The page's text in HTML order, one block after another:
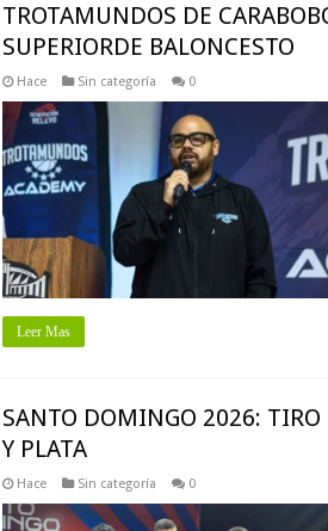
TROTAMUNDOS DE
SUPERIORDE BALONCESTO
Hace Sin categoría 0
Leer Mas
SANTO DOMINGO 2026: TIRO
Y PLATA
Hace Sin categoría 0